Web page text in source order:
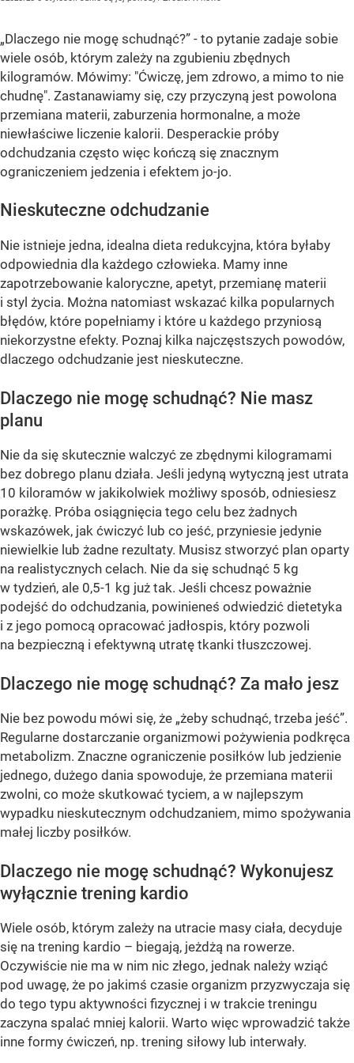
„Dlaczego nie mogę schudnąć?” - to pytanie zadaje sobie
wiele osób, którym zależy na zgubieniu zbędnych
kilogramów. Mówimy: "Ćwiczę, jem zdrowo, a mimo to nie
chudnę". Zastanawiamy się, czy przyczyną jest powolona
przemiana materii, zaburzenia hormonalne, a może
niewłaściwe liczenie kalorii. Desperackie próby
odchudzania często więc kończą się znacznym
ograniczeniem jedzenia i efektem jo-jo.
Nieskuteczne odchudzanie
Nie istnieje jedna, idealna dieta redukcyjna, która byłaby
odpowiednia dla każdego człowieka. Mamy inne
zapotrzebowanie kaloryczne, apetyt, przemianę materii
i styl życia. Można natomiast wskazać kilka popularnych
błędów, które popełniamy i które u każdego przyniosą
niekorzystne efekty. Poznaj kilka najczęstszych powodów,
dlaczego odchudzanie jest nieskuteczne.
Dlaczego nie mogę schudnąć? Nie masz
planu
Nie da się skutecznie walczyć ze zbędnymi kilogramami
bez dobrego planu działa. Jeśli jedyną wytyczną jest utrata
10 kiloramów w jakikolwiek możliwy sposób, odniesiesz
porażkę. Próba osiągnięcia tego celu bez żadnych
wskazówek, jak ćwiczyć lub co jeść, przyniesie jedynie
niewielkie lub żadne rezultaty. Musisz stworzyć plan oparty
na realistycznych celach. Nie da się schudnąć 5 kg
w tydzień, ale 0,5-1 kg już tak. Jeśli chcesz poważnie
podejść do odchudzania, powinieneś odwiedzić dietetyka
i z jego pomocą opracować jadłospis, który pozwoli
na bezpieczną i efektywną utratę tkanki tłuszczowej.
Dlaczego nie mogę schudnąć? Za mało jesz
Nie bez powodu mówi się, że „żeby schudnąć, trzeba jeść”.
Regularne dostarczanie organizmowi pożywienia podkręca
metabolizm. Znaczne ograniczenie posiłków lub jedzienie
jednego, dużego dania spowoduje, że przemiana materii
zwolni, co może skutkować tyciem, a w najlepszym
wypadku nieskutecznym odchudzaniem, mimo spożywania
małej liczby posiłków.
Dlaczego nie mogę schudnąć? Wykonujesz
wyłącznie trening kardio
Wiele osób, którym zależy na utracie masy ciała, decyduje
się na trening kardio – biegają, jeżdżą na rowerze.
Oczywiście nie ma w nim nic złego, jednak należy wziąć
pod uwagę, że po jakimś czasie organizm przyzwyczaja się
do tego typu aktywności fizycznej i w trakcie treningu
zaczyna spalać mniej kalorii. Warto więc wprowadzić także
inne formy ćwiczeń, np. trening siłowy lub interwały.